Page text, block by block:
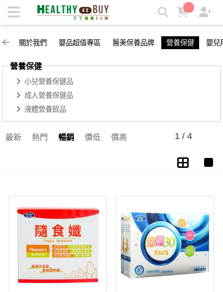
營養保健 | 丁丁健康easy購
關於我們 嬰品超值專區 醫美保養品牌 營養保健 嬰兒
營養保健
小兒營養保健品
成人營養保健品
液體營養飲品
最新 熱門 暢銷 價低 價高 1 / 4